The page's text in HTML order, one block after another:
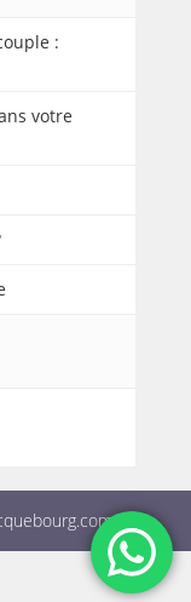
:
votre
-